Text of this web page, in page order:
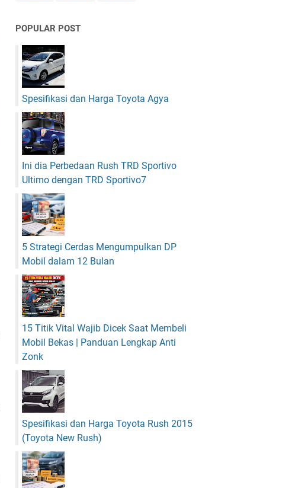
POPULAR POST
Spesifikasi dan Harga Toyota Agya
Ini dia Perbedaan Rush TRD Sportivo
Ultimo dengan TRD Sportivo7
5 Strategi Cerdas Mengumpulkan DP
Mobil dalam 12 Bulan
15 Titik Vital Wajib Dicek Saat Membeli
Mobil Bekas | Panduan Lengkap Anti
Zonk
Spesifikasi dan Harga Toyota Rush 2015
(Toyota New Rush)